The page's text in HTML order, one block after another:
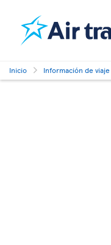
Inicio Información de viaje